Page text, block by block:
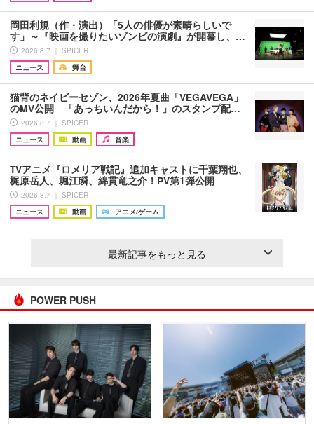
岡田利規（作・演出）「5人の俳優が素晴らしいで
す」～『映画を撮りたいゾンビの演劇』が開幕し、…
2026.8.7 ｜ SPICER
ニュース
舞台
猫背のネイビーセゾン、2026年夏曲「VEGAVEGA」
のMV公開 「あっちいんだから！」のスタンプ配…
2026.8.7 ｜ SPICER
ニュース
動画 音楽
TVアニメ『ロメリア戦記』追加キャストに千葉翔也、
梶原岳人、堀江瞬、綿貫竜之介！PV第1弾公開
2026.8.7 ｜ SPICER
ニュース
動画 アニメ/ゲーム
最新記事をもっと見る
POWER PUSH